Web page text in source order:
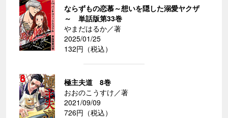
ならずもの恋慕～想いを隠した溺愛ヤクザ
～ 単話版第33巻
やまだはるか／著
2025/01/25
132円（税込）
極主夫道 8巻
おおのこうすけ／著
2021/09/09
726円（税込）